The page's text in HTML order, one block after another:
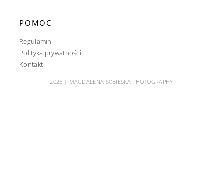
POMOC
Regulamin
Polityka prywatności
Kontakt
2025 | MAGDALENA SOBIESKA PHOTOGRAPHY